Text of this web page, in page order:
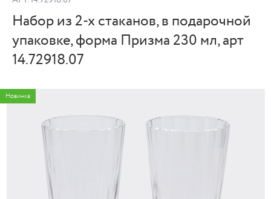
Набор из 2-х стаканов, в подарочной
упаковке, форма Призма 230 мл, арт
14.72918.07
Новинка